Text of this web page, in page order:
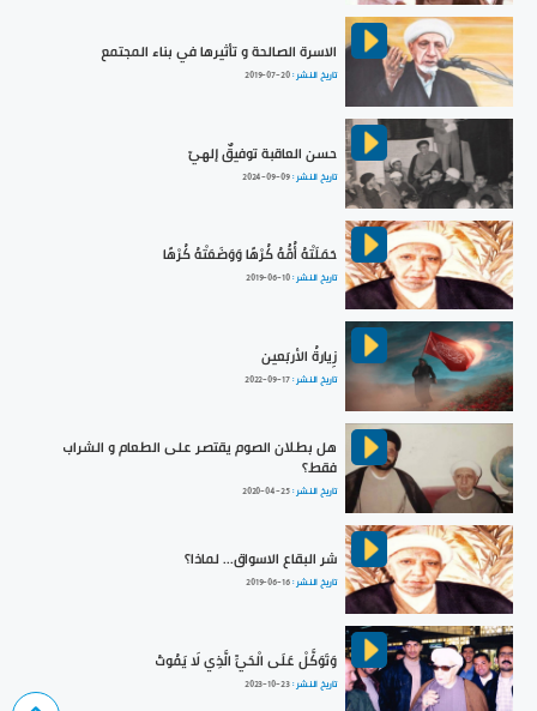
الاسرة الصالحة و تأثيرها في بناء المجتمع
تاريخ النشر :2019-07-20
حسن العاقبة توفيقٌ إلهيّ
تاريخ النشر :2024-09-09
حَمَلَتْهُ أُمُّهُ كُرْهًا وَوَضَعَتْهُ كُرْهًا
تاريخ النشر :2019-06-10
زِيارةُ الأربَعين
تاريخ النشر :2022-09-17
هل بطلان الصوم يقتصر على الطعام و الشراب
فقط؟
تاريخ النشر :2020-04-25
شر البقاع الاسواق... لماذا؟
تاريخ النشر :2019-06-16
وَتَوَكَّلْ عَلَى الْحَيِّ الَّذِي لَا يَمُوتُ
تاريخ النشر :2023-10-23